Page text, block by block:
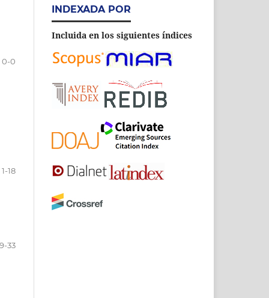
0-0
1-18
33
INDEXADA POR
Incluida en los siguientes índices